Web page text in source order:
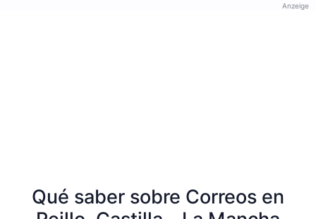
Anzeige
Qué saber sobre Correos en